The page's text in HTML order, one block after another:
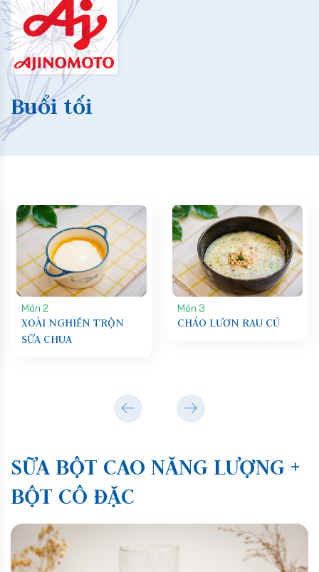
Buổi tối
Món 2
XOÀI NGHIỀN TRỘN
SỮA CHUA
Món 3
CHÁO LƯƠN RAU CỦ
SỮA BỘT CAO NĂNG LƯỢNG +
BỘT CÔ ĐẶC